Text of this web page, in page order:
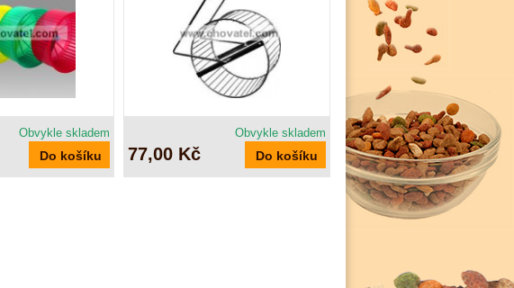
Obvykle skladem Obvykle skladem
77,00 Kč